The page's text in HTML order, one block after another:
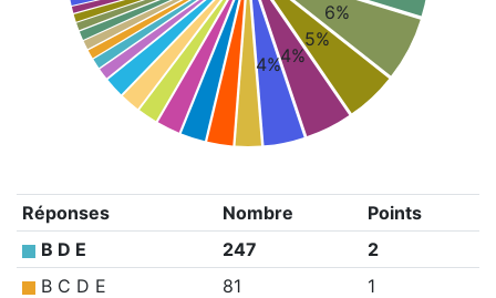
6%
5%
4%
4%
Réponses Nombre
Points
B D E
247
2
B C D E
81
1